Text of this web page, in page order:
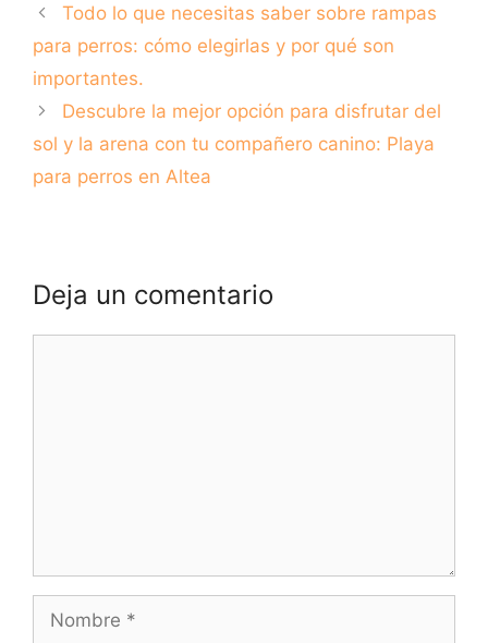
invierno
Todo lo que necesitas saber sobre rampas
para perros: cómo elegirlas y por qué son
importantes.
Descubre la mejor opción para disfrutar del
sol y la arena con tu compañero canino: Playa
para perros en Altea
Deja un comentario